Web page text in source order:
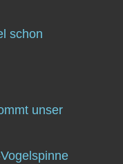
schon
unser